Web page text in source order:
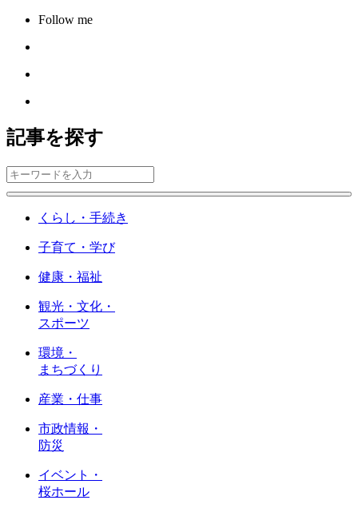
Follow me
記事を探す
くらし・手続き
子育て・学び
健康・福祉
観光・文化・
スポーツ
環境・
まちづくり
産業・仕事
市政情報・
防災
イベント・
桜ホール